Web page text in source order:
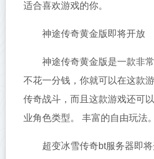
适合喜欢游戏的你。
神途传奇黄金版即将开放
神途传奇黄金版是一款非
不花一分钱，你就可以在这款
传奇战斗，而且这款游戏还可
业角色类型。 丰富的自由玩法。
超变冰雪传奇bt服务器即